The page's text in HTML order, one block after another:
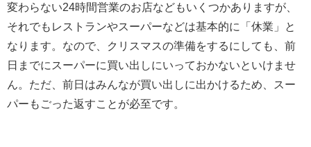
変わらない24時間営業のお店などもいくつかありますが、
それでもレストランやスーパーなどは基本的に「休業」と
なります。なので、クリスマスの準備をするにしても、前
日までにスーパーに買い出しにいっておかないといけませ
ん。ただ、前日はみんなが買い出しに出かけるため、スー
パーもごった返すことが必至です。